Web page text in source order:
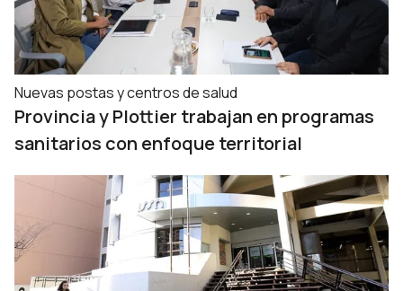
Nuevas postas y centros de salud
Provincia y Plottier trabajan en programas
sanitarios con enfoque territorial